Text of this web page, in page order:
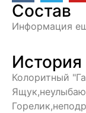
Состав
Информация
История
Колоритный